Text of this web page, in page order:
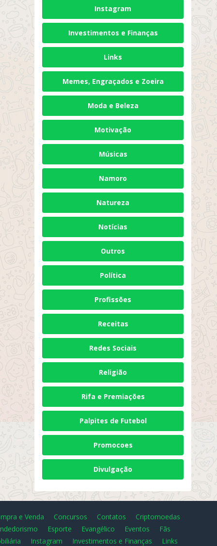
Instagram
Investimentos e Finanças
Links
Memes, Engraçados e Zoeira
Moda e Beleza
Motivação
Músicas
Namoro
Natureza
Notícias
Outros
Política
Profissões
Receitas
Redes Sociais
Religião
Rifa e Premiações
Palpites de Futebol
Promocoes
Divulgação
e Venda Concursos Contatos
Criptomoedas
Esporte Evangélico Eventos
Fãs
Instagram Investimentos e Finanças Links